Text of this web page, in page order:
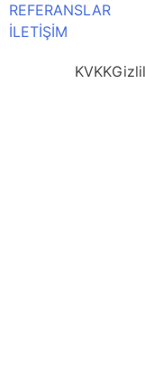
REFERANSLAR
İLETİŞİM
KVKK